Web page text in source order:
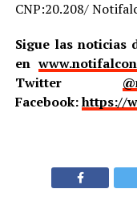
CNP:20.208/
Sigue las noticias
en
Twitter
Facebook:https://